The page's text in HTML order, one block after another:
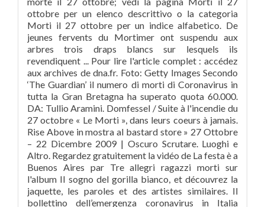
ottobre per un elenco descrittivo o la categoria
Morti il 27 ottobre per un indice alfabetico. De
jeunes fervents du Mortimer ont suspendu aux
arbres trois draps blancs sur lesquels ils
revendiquent ... Pour lire l'article complet : accédez
aux archives de dna.fr. Foto: Getty Images Secondo
‘The Guardian’ il numero di morti di Coronavirus in
tutta la Gran Bretagna ha superato quota 60.000.
DA: Tullio Aramini. Domfessel / Suite à l'incendie du
27 octobre « Le Morti », dans leurs coeurs à jamais.
Rise Above in mostra al bastard store » 27 Ottobre
– 22 Dicembre 2009 | Oscuro Scrutare. Luoghi e
Altro. Regardez gratuitement la vidéo de La festa è a
Buenos Aires par Tre allegri ragazzi morti sur
l'album Il sogno del gorilla bianco, et découvrez la
jaquette, les paroles et des artistes similaires. Il
bollettino dell’emergenza coronavirus in Italia